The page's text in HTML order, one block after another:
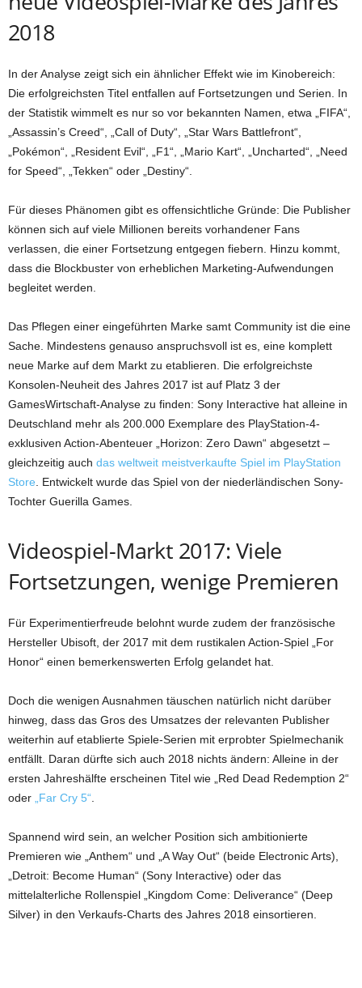
2018
In der Analyse zeigt sich ein ähnlicher Effekt wie im Kinobereich:
Die erfolgreichsten Titel entfallen auf Fortsetzungen und Serien. In
der Statistik wimmelt es nur so vor bekannten Namen, etwa „FIFA“,
„Assassin’s Creed“, „Call of Duty“, „Star Wars Battlefront“,
„Pokémon“, „Resident Evil“, „F1“, „Mario Kart“, „Uncharted“, „Need
for Speed“, „Tekken“ oder „Destiny“.
Für dieses Phänomen gibt es offensichtliche Gründe: Die Publisher
können sich auf viele Millionen bereits vorhandener Fans
verlassen, die einer Fortsetzung entgegen fiebern. Hinzu kommt,
dass die Blockbuster von erheblichen Marketing-Aufwendungen
begleitet werden.
Das Pflegen einer eingeführten Marke samt Community ist die eine
Sache. Mindestens genauso anspruchsvoll ist es, eine komplett
neue Marke auf dem Markt zu etablieren. Die erfolgreichste
Konsolen-Neuheit des Jahres 2017 ist auf Platz 3 der
GamesWirtschaft-Analyse zu finden: Sony Interactive hat alleine in
Deutschland mehr als 200.000 Exemplare des PlayStation-4-
exklusiven Action-Abenteuer „Horizon: Zero Dawn“ abgesetzt –
gleichzeitig auch das weltweit meistverkaufte Spiel im PlayStation
Store. Entwickelt wurde das Spiel von der niederländischen Sony-
Tochter Guerilla Games.
Videospiel-Markt 2017: Viele
Fortsetzungen, wenige Premieren
Für Experimentierfreude belohnt wurde zudem der französische
Hersteller Ubisoft, der 2017 mit dem rustikalen Action-Spiel „For
Honor“ einen bemerkenswerten Erfolg gelandet hat.
Doch die wenigen Ausnahmen täuschen natürlich nicht darüber
hinweg, dass das Gros des Umsatzes der relevanten Publisher
weiterhin auf etablierte Spiele-Serien mit erprobter Spielmechanik
entfällt. Daran dürfte sich auch 2018 nichts ändern: Alleine in der
ersten Jahreshälfte erscheinen Titel wie „Red Dead Redemption 2“
oder „Far Cry 5“.
Spannend wird sein, an welcher Position sich ambitionierte
Premieren wie „Anthem“ und „A Way Out“ (beide Electronic Arts),
„Detroit: Become Human“ (Sony Interactive) oder das
mittelalterliche Rollenspiel „Kingdom Come: Deliverance“ (Deep
Silver) in den Verkaufs-Charts des Jahres 2018 einsortieren.